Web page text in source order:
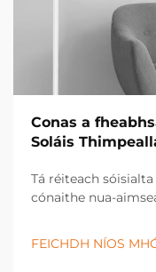
Conas a
Soláis
Tá réiteach
cónaithe nua-
soláis iolrach atá
spás trí
FEICHDH NÍOS